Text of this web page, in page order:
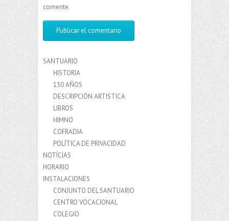
comente.
SANTUARIO
HISTORIA
150 AÑOS
DESCRIPCIÓN ARTISTICA
LIBROS
HIMNO
COFRADIA
POLÍTICA DE PRIVACIDAD
NOTÍCIAS
HORARIO
INSTALACIONES
CONJUNTO DEL SANTUARIO
CENTRO VOCACIONAL
COLEGIO